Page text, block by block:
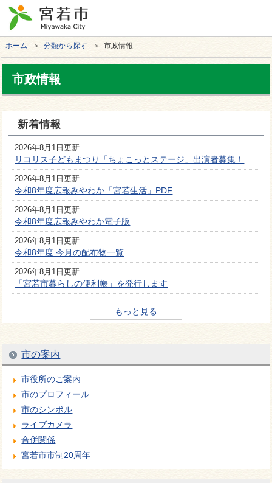
ホーム ＞分類から探す ＞ 市政情報
市政情報
新着情報
2026年8月1日更新
リコリス子どもまつり「ちょこっとステージ」出演者募集！
2026年8月1日更新
令和8年度広報みやわか「宮若生活」PDF
2026年8月1日更新
令和8年度広報みやわか電子版
2026年8月1日更新
令和8年度 今月の配布物一覧
2026年8月1日更新
「宮若市暮らしの便利帳」を発行します
もっと見る
市の案内
市役所のご案内
市のプロフィール
市のシンボル
ライブカメラ
合併関係
宮若市市制20周年